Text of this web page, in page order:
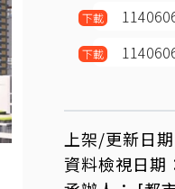
下載
下載
上架/更新日期
資料檢視日期